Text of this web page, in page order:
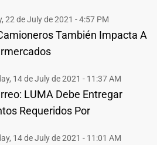
22 de July de 2021 - 4:57 PM
También Impacta A
14 de July de 2021 - 11:37 AM
LUMA Debe Entregar
Requeridos Por
14 de July de 2021 - 11:01 AM